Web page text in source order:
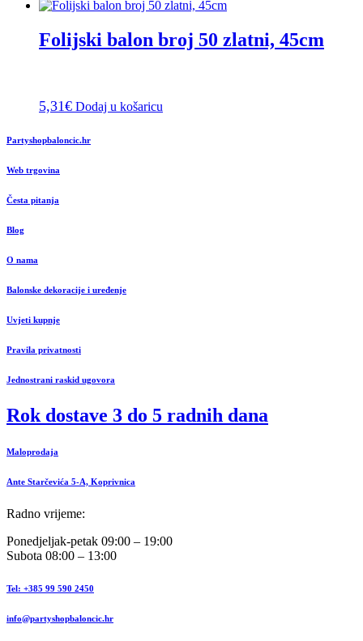
Folijski balon broj 50 zlatni, 45cm
5,31€ Dodaj u košaricu
Partyshopbaloncic.hr
Web trgovina
Česta pitanja
Blog
O nama
Balonske dekoracije i uređenje
Uvjeti kupnje
Pravila privatnosti
Jednostrani raskid ugovora
Rok dostave 3 do 5 radnih dana
Maloprodaja
Ante Starčevića 5-A, Koprivnica
Radno vrijeme:
Ponedjeljak-petak 09:00 – 19:00
Subota 08:00 – 13:00
Tel: +385 99 590 2450
info@partyshopbaloncic.hr